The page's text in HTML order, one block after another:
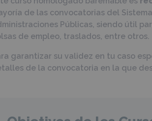
de las convocatorias del
Públicas, siendo útil
de empleo, traslados, entre otros.
garantizar su validez en tu caso
de la convocatoria en la que